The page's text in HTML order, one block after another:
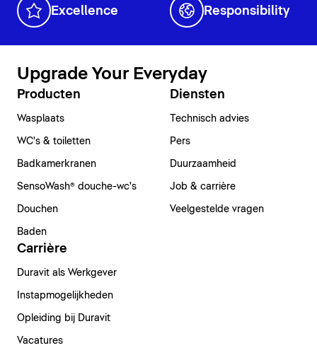
Excellence Responsibility
Upgrade Your Everyday
Producten
Wasplaats
WC's & toiletten
Badkamerkranen
SensoWash® douche-wc's
Douchen
Baden
Diensten
Technisch advies
Pers
Duurzaamheid
Job & carrière
Veelgestelde vragen
Carrière
Duravit als Werkgever
Instapmogelijkheden
Opleiding bij Duravit
Vacatures